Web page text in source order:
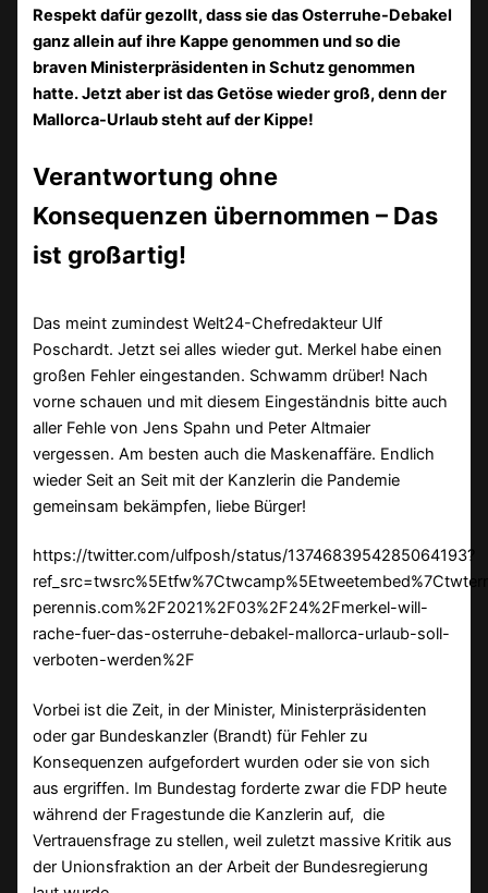
Respekt dafür gezollt, dass sie das Osterruhe-Debakel
ganz allein auf ihre Kappe genommen und so die
braven Ministerpräsidenten in Schutz genommen
hatte. Jetzt aber ist das Getöse wieder groß, denn der
Mallorca-Urlaub steht auf der Kippe!
Verantwortung ohne
Konsequenzen übernommen – Das
ist großartig!
Das meint zumindest Welt24-Chefredakteur Ulf
Poschardt. Jetzt sei alles wieder gut. Merkel habe einen
großen Fehler eingestanden. Schwamm drüber! Nach
vorne schauen und mit diesem Eingeständnis bitte auch
aller Fehle von Jens Spahn und Peter Altmaier
vergessen. Am besten auch die Maskenaffäre. Endlich
wieder Seit an Seit mit der Kanzlerin die Pandemie
gemeinsam bekämpfen, liebe Bürger!
https://twitter.com/ulfposh/status/1374683954285064193?
perennis.com%2F2021%2F03%2F24%2Fmerkel-will-
rache-fuer-das-osterruhe-debakel-mallorca-urlaub-soll-
verboten-werden%2F
Vorbei ist die Zeit, in der Minister, Ministerpräsidenten
oder gar Bundeskanzler (Brandt) für Fehler zu
Konsequenzen aufgefordert wurden oder sie von sich
aus ergriffen. Im Bundestag forderte zwar die FDP heute
während der Fragestunde die Kanzlerin auf, die
Vertrauensfrage zu stellen, weil zuletzt massive Kritik aus
der Unionsfraktion an der Arbeit der Bundesregierung